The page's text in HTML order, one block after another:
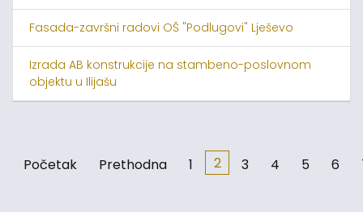
Fasada-završni radovi OŠ "Podlugovi" Lješevo
Izrada AB konstrukcije na stambeno-poslovnom
objektu u Ilijašu
Početak Prethodna 1 2 3 4 5 6